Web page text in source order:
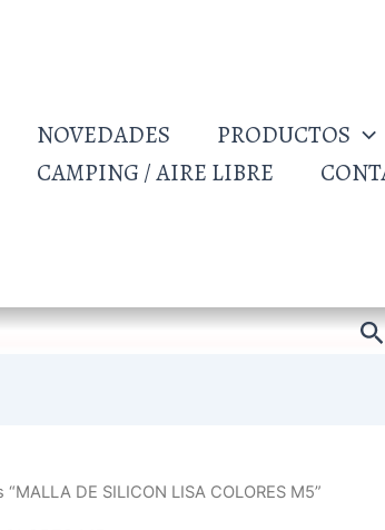
NOVEDADES PRODUCTOS
CAMPING / AIRE LIBRE
DE SILICON LISA COLORES M5”